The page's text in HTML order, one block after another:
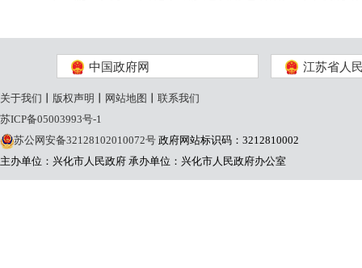
中国政府网 江苏省人
关于我们 版权声明 网站地图
联系我们
苏ICP备05003993号-1
苏公网安备32128102010072号 政府网站标识码：3212810002
主办单位：兴化市人民政府 承办单位：兴化市人民政府办公室